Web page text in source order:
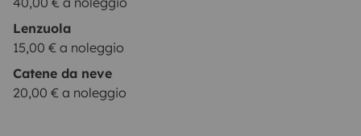
Lenzuola
15,00 € a noleggio
Catene da neve
20,00 € a noleggio